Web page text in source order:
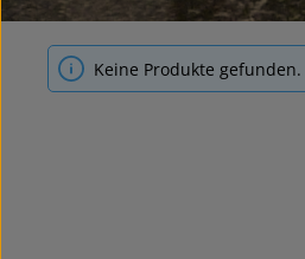
Keine Produkte gefunden.